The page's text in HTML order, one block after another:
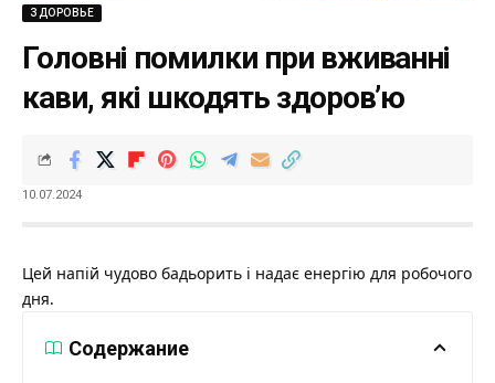
ЗДОРОВЬЕ
Головні помилки при вживанні
кави, які шкодять здоров’ю
10.07.2024
Цей напій чудово бадьорить і надає енергію для робочого
дня.
Содержание